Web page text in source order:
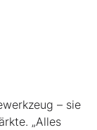
– sie
„Alles